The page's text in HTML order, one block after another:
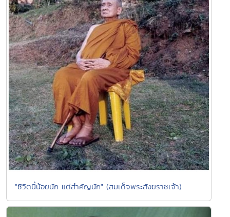
"ชิวิตนี้น้อยนัก แต่สำคัญนัก" (สมเด็จพระสังฆราชเจ้า)